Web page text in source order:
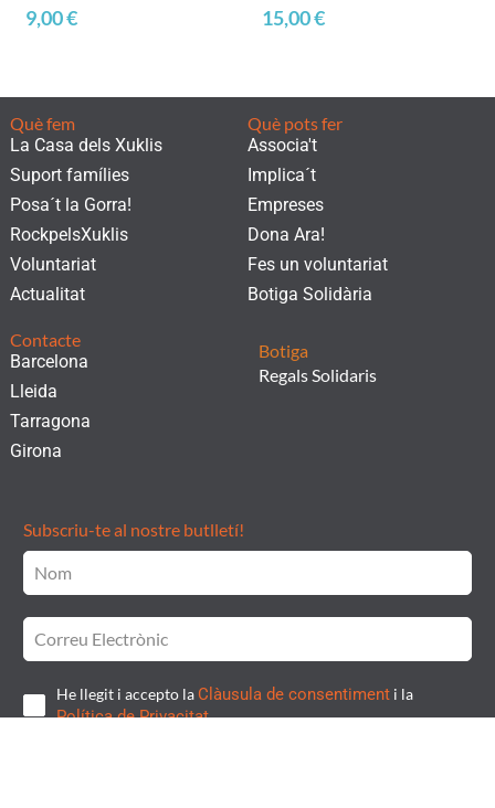
9,00€ 15,00€
Què fem
La Casa dels Xuklis
Suport famílies
Posa´t la Gorra!
RockpelsXuklis
Voluntariat
Actualitat
Què pots fer
Associa't
Implica´t
Empreses
Dona Ara!
Fes un voluntariat
Botiga Solidària
Contacte
Barcelona
Lleida
Tarragona
Girona
Botiga
Regals Solidaris
Subscriu-te al nostre butlletí!
He llegit i accepto la Clàusula de consentiment i la
Política de Privacitat.